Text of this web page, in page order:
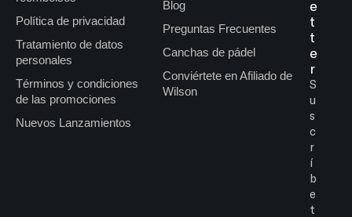
Política de privacidad
Tratamiento de datos
personales
Términos y condiciones
de las promociones
Nuevos Lanzamientos
Blog
Preguntas Frecuentes
Canchas de pádel
Conviértete en Afiliado de
Wilson
e
t
t
e
r
S
u
s
c
r
í
b
e
t